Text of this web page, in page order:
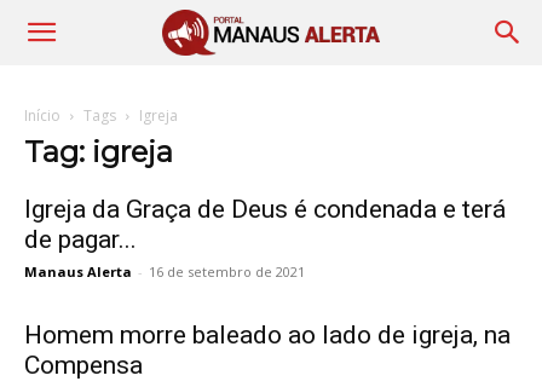
Início Tags Igreja
Tag: igreja
Igreja da Graça de Deus é condenada e terá
de pagar...
Manaus Alerta - 16 de setembro de 2021
Homem morre baleado ao lado de igreja, na
Compensa